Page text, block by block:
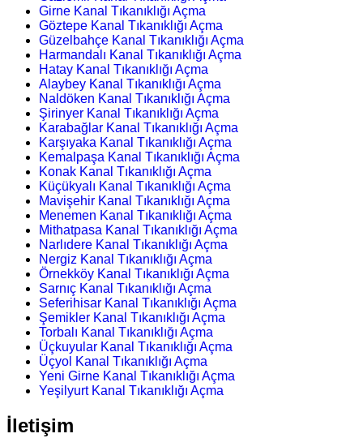
Girne Kanal Tıkanıklığı Açma
Göztepe Kanal Tıkanıklığı Açma
Güzelbahçe Kanal Tıkanıklığı Açma
Harmandalı Kanal Tıkanıklığı Açma
Hatay Kanal Tıkanıklığı Açma
Alaybey Kanal Tıkanıklığı Açma
Naldöken Kanal Tıkanıklığı Açma
Şirinyer Kanal Tıkanıklığı Açma
Karabağlar Kanal Tıkanıklığı Açma
Karşıyaka Kanal Tıkanıklığı Açma
Kemalpaşa Kanal Tıkanıklığı Açma
Konak Kanal Tıkanıklığı Açma
Küçükyalı Kanal Tıkanıklığı Açma
Mavişehir Kanal Tıkanıklığı Açma
Menemen Kanal Tıkanıklığı Açma
Mithatpasa Kanal Tıkanıklığı Açma
Narlıdere Kanal Tıkanıklığı Açma
Nergiz Kanal Tıkanıklığı Açma
Örnekköy Kanal Tıkanıklığı Açma
Sarnıç Kanal Tıkanıklığı Açma
Seferihisar Kanal Tıkanıklığı Açma
Şemikler Kanal Tıkanıklığı Açma
Torbalı Kanal Tıkanıklığı Açma
Üçkuyular Kanal Tıkanıklığı Açma
Üçyol Kanal Tıkanıklığı Açma
Yeni Girne Kanal Tıkanıklığı Açma
Yeşilyurt Kanal Tıkanıklığı Açma
İletişim